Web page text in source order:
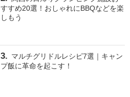
すすめ20選！おしゃれにBBQなどを楽
しもう
マルチグリドルレシピ7選｜キャン
プ飯に革命を起こす！